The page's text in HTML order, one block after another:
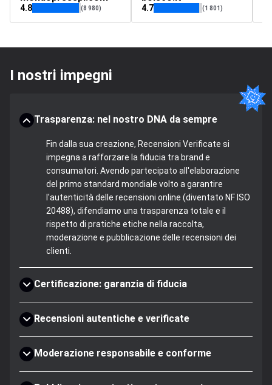
4.8 (8 980) 4.7 (1 801)
I nostri impegni
Trasparenza: nel nostro DNA da sempre
Fin dalla sua creazione, Recensioni Verificate si
impegna a rafforzare la fiducia tra brand e
consumatori. Avendo partecipato all'elaborazione
del primo standard mondiale volto a garantire
l'autenticità delle recensioni online (diventato NF ISO
20488), difendiamo una trasparenza totale e il
rispetto di pratiche etiche nella raccolta,
moderazione e pubblicazione delle recensioni dei
clienti.
Certificazione: garanzia di fiducia
Recensioni autentiche e verificate
Moderazione responsabile e conforme